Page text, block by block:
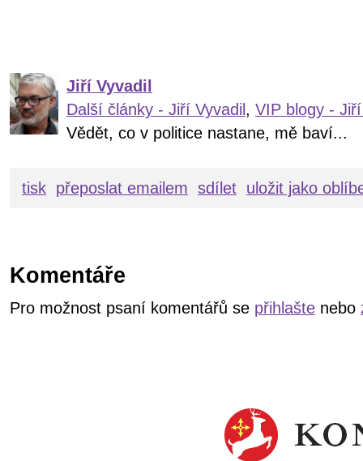
Jiří Vyvadil
Další články - Jiří Vyvadil , VIP blogy -
Vědět, co v politice nastane, mě baví...
tisk přeposlat emailem sdílet uložit jako
Komentáře
Pro možnost psaní komentářů se přihlašte nebo